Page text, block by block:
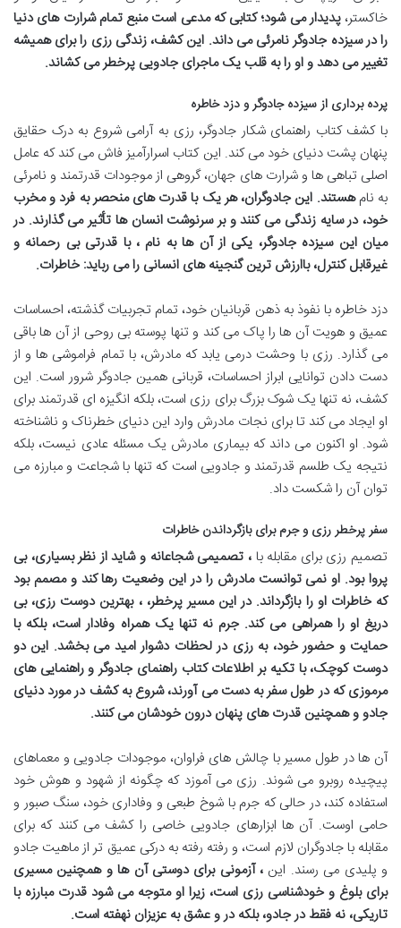
خاکستر،پدیدار می شود؛ کتابی که مدعی است منبع تمام شرارت های دنیا
را در سیزده جادوگر نامرئی می داند. این کشف، زندگی رزی را برای همیشه
تغییر می دهد و او را به قلب یک ماجرای جادویی پرخطر می کشاند.
پرده برداری از سیزده جادوگر و دزد خاطره
با کشف کتاب راهنمای شکار جادوگر، رزی به آرامی شروع به درک حقایق
پنهان پشت دنیای خود می کند. این کتاب اسرارآمیز فاش می کند که عامل
اصلی تباهی ها و شرارت های جهان، گروهی از موجودات قدرتمند و نامرئی
به نامهستند. این جادوگران، هر یک با قدرت های منحصر به فرد و مخرب
خود، در سایه زندگی می کنند و بر سرنوشت انسان ها تأثیر می گذارند. در
میان این سیزده جادوگر، یکی از آن ها به نام ، با قدرتی بی رحمانه و
غیرقابل کنترل، باارزش ترین گنجینه های انسانی را می رباید: خاطرات.
دزد خاطره با نفوذ به ذهن قربانیان خود، تمام تجربیات گذشته، احساسات
عمیق و هویت آن ها را پاک می کند و تنها پوسته بی روحی از آن ها باقی
می گذارد. رزی با وحشت درمی یابد که مادرش، با تمام فراموشی ها و از
دست دادن توانایی ابراز احساسات، قربانی همین جادوگر شرور است. این
کشف، نه تنها یک شوک بزرگ برای رزی است، بلکه انگیزه ای قدرتمند برای
او ایجاد می کند تا برای نجات مادرش وارد این دنیای خطرناک و ناشناخته
شود. او اکنون می داند که بیماری مادرش یک مسئله عادی نیست، بلکه
نتیجه یک طلسم قدرتمند و جادویی است که تنها با شجاعت و مبارزه می
توان آن را شکست داد.
سفر پرخطر رزی و جرم برای بازگرداندن خاطرات
تصمیم رزی برای مقابله با، تصمیمی شجاعانه و شاید از نظر بسیاری، بی
پروا بود. او نمی توانست مادرش را در این وضعیت رها کند و مصمم بود
که خاطرات او را بازگرداند. در این مسیر پرخطر،، بهترین دوست رزی، بی
دریغ او را همراهی می کند. جرم نه تنها یک همراه وفادار است، بلکه با
حمایت و حضور خود، به رزی در لحظات دشوار امید می بخشد. این دو
دوست کوچک، با تکیه بر اطلاعات کتاب راهنمای جادوگر و راهنمایی های
مرموزی که در طول سفر به دست می آورند، شروع به کشفدر مورد دنیای
جادو و همچنین قدرت های پنهان درون خودشان می کنند.
آن ها در طول مسیر با چالش های فراوان، موجودات جادویی و معماهای
پیچیده روبرو می شوند. رزی می آموزد که چگونه از شهود و هوش خود
استفاده کند، در حالی که جرم با شوخ طبعی و وفاداری خود، سنگ صبور و
حامی اوست. آن ها ابزارهای جادویی خاصی را کشف می کنند که برای
مقابله با جادوگران لازم است، و رفته رفته به درکی عمیق تر از ماهیت جادو
و پلیدی می رسند. این ، آزمونی برای دوستی آن ها و همچنین مسیری
برای بلوغ و خودشناسی رزی است، زیرا او متوجه می شود قدرت مبارزه با
تاریکی، نه فقط در جادو، بلکه درو عشق به عزیزان نهفته است.